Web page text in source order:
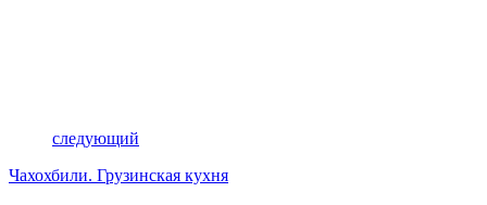
следующий
Чахохбили. Грузинская кухня